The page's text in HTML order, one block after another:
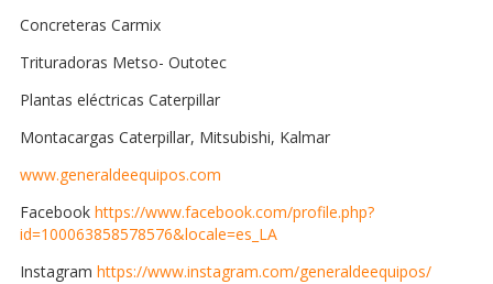
Concreteras Carmix
Trituradoras Metso- Outotec
Plantas eléctricas Caterpillar
Montacargas Caterpillar, Mitsubishi, Kalmar
www.generaldeequipos.com
Facebook https://www.facebook.com/profile.php?
id=100063858578576&locale=es_LA
Instagram https://www.instagram.com/generaldeequipos/